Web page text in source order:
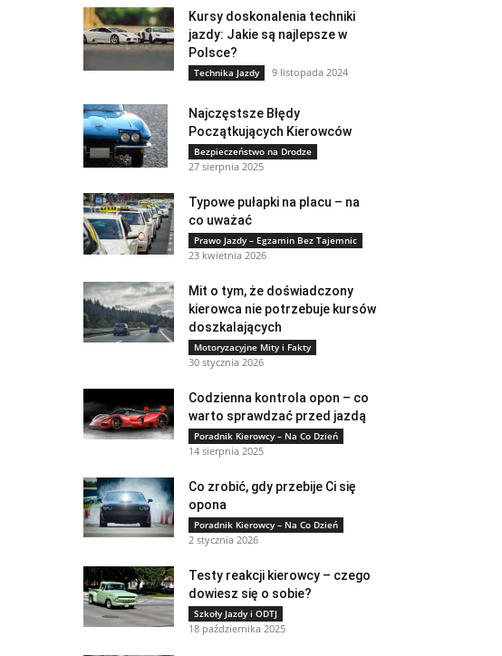
Kursy doskonalenia techniki
jazdy: Jakie są najlepsze w
Polsce?
Technika Jazdy 9 listopada 2024
Najczęstsze Błędy
Początkujących Kierowców
Bezpieczeństwo na Drodze
27 sierpnia 2025
Typowe pułapki na placu – na
co uważać
Prawo Jazdy – Egzamin Bez Tajemnic
23 kwietnia 2026
Mit o tym, że doświadczony
kierowca nie potrzebuje kursów
doszkalających
Motoryzacyjne Mity i Fakty
30 stycznia 2026
Codzienna kontrola opon – co
warto sprawdzać przed jazdą
Poradnik Kierowcy – Na Co Dzień
14 sierpnia 2025
Co zrobić, gdy przebije Ci się
opona
Poradnik Kierowcy – Na Co Dzień
2 stycznia 2026
Testy reakcji kierowcy – czego
dowiesz się o sobie?
Szkoły Jazdy i ODTJ
18 października 2025